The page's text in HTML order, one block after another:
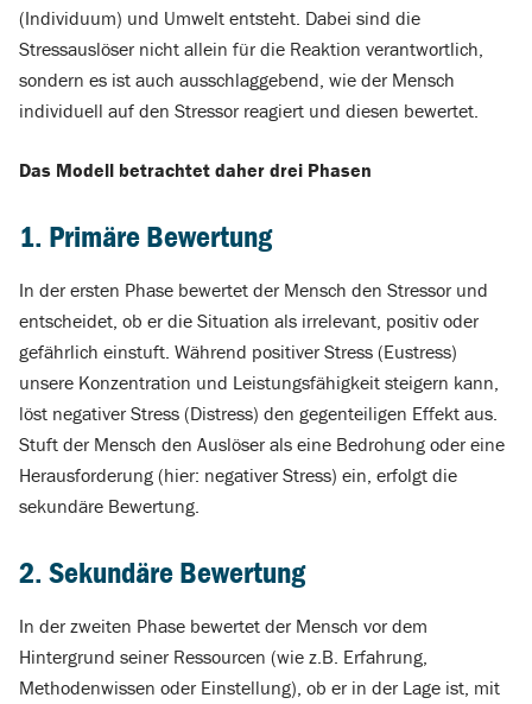
(Individuum) und Umwelt entsteht. Dabei sind die
Stressauslöser nicht allein für die Reaktion verantwortlich,
sondern es ist auch ausschlaggebend, wie der Mensch
individuell auf den Stressor reagiert und diesen bewertet.
Das Modell betrachtet daher drei Phasen
1. Primäre Bewertung
In der ersten Phase bewertet der Mensch den Stressor und
entscheidet, ob er die Situation als irrelevant, positiv oder
gefährlich einstuft. Während positiver Stress (Eustress)
unsere Konzentration und Leistungsfähigkeit steigern kann,
löst negativer Stress (Distress) den gegenteiligen Effekt aus.
Stuft der Mensch den Auslöser als eine Bedrohung oder eine
Herausforderung (hier: negativer Stress) ein, erfolgt die
sekundäre Bewertung.
2. Sekundäre Bewertung
In der zweiten Phase bewertet der Mensch vor dem
Hintergrund seiner Ressourcen (wie z.B. Erfahrung,
Methodenwissen oder Einstellung), ob er in der Lage ist, mit